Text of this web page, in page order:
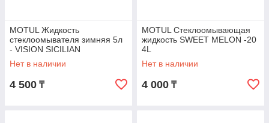
MOTUL Жидкость
стеклоомывателя зимняя 5л
- VISION SICILIAN
MANDARIN,-12 гр.
Нет в наличии
4 500 ₸
MOTUL Стеклоомывающая
жидкость SWEET MELON -20
4L
Нет в наличии
4 000 ₸